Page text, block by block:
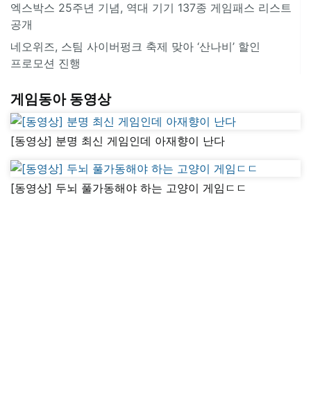
엑스박스 25주년 기념, 역대 기기 137종 게임패스 리스트
공개
네오위즈, 스팀 사이버펑크 축제 맞아 ‘산나비’ 할인
프로모션 진행
게임동아 동영상
[동영상] 분명 최신 게임인데 아재향이 난다
[동영상] 두뇌 풀가동해야 하는 고양이 게임ㄷㄷ